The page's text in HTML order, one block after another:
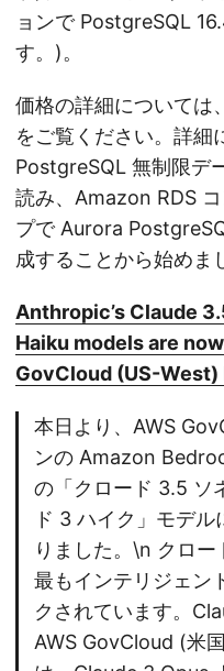
ョンで PostgreSQL
す。)。
価格の詳細について
をご覧ください。詳細
PostgreSQL 無制限デ
読み、Amazon RDS
プで Aurora
成することから始めま
Anthropic’s Claude
Haiku models are
GovCloud (US-West)
本日より、AWS
ンの Amazon
の「クロード 3.5 ソ
ド 3 ハイク」モデ
りました。\n クロ
最もインテリジェン
クされています。
AWS GovCloud (米